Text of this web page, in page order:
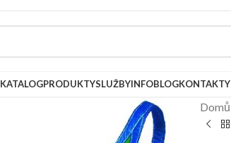
KATALOGPRODUKTYSLUŽBYINFOBLOGKONTAKTY
Domů